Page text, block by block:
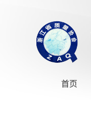
首页